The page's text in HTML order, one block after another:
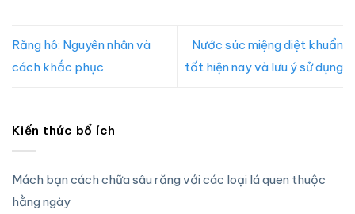
Răng hô: Nguyên nhân và
cách khắc phục
Nước súc miệng diệt khuẩn
tốt hiện nay và lưu ý sử dụng
Kiến thức bổ ích
Mách bạn cách chữa sâu răng với các loại lá quen thuộc
hằng ngày